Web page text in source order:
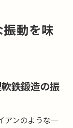
動を味
鉄鍛造の振
アンのような一